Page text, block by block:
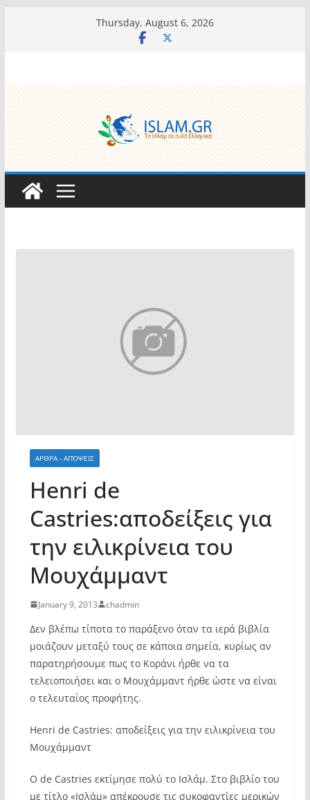
Thursday, August 6, 2026
ΑΡΘΡΑ - ΑΠΌΨΕΙΣ
Henri de
Castries:αποδείξεις για
την ειλικρίνεια του
Μουχάμμαντ
January 9, 2013 chadmin
Δεν βλέπω τίποτα το παράξενο όταν τα ιερά βιβλία
μοιάζουν μεταξύ τους σε κάποια σημεία, κυρίως αν
παρατηρήσουμε πως το Κοράνι ήρθε να τα
τελειοποιήσει και ο Μουχάμμαντ ήρθε ώστε να είναι
ο τελευταίος προφήτης.
Henri de Castries: αποδείξεις για την ειλικρίνεια του
Μουχάμμαντ
Ο de Castries εκτίμησε πολύ το Ισλάμ. Στο βιβλίο του
με τίτλο «Ισλάμ» απέκρουσε τις συκοφαντίες μερικών